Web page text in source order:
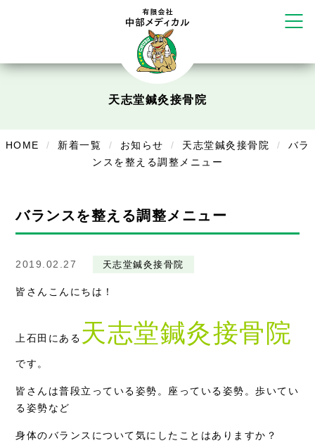
かえる堂鍼灸院 整骨院 うるま店
塚店
デイサービスあやめ
美容
美容鍼・コルギ
お知らせ
症例別施術
採用情報
天志堂鍼灸接骨院
HOME 新着一覧 お知らせ 天志堂鍼灸接骨院
バラ
ンスを整える調整メニュー
バランスを整える調整メニュー
2019.02.27 天志堂鍼灸接骨院
皆さんこんにちは！
上石田にある 天志堂鍼灸接骨院
です。
皆さんは普段立っている姿勢。座っている姿勢。歩いてい
る姿勢など
身体のバランスについて気にしたことはありますか？